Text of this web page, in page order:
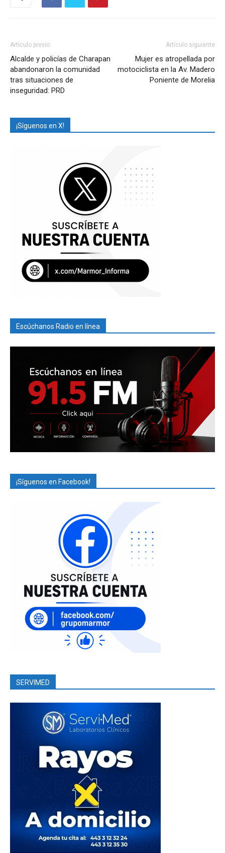
Artículo previo
Alcalde y policías de Charapan
abandonaron la comunidad
tras situaciones de
inseguridad: PRD
Artículo siguiente
Mujer es atropellada por
motociclista en la Av. Madero
Poniente de Morelia
¡Síguenos en X!
Escúchanos Radio en línea
¡Síguenos en Facebook!
SERVIMED